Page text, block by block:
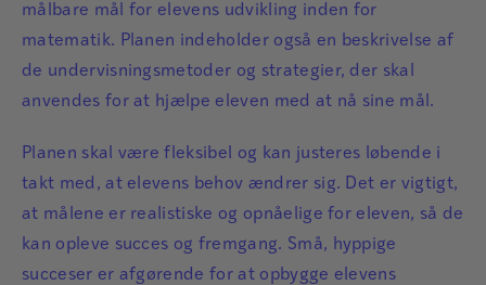
målbare mål for elevens udvikling inden for
matematik. Planen indeholder også en beskrivelse af
de undervisningsmetoder og strategier, der skal
anvendes for at hjælpe eleven med at nå sine mål.
Planen skal være fleksibel og kan justeres løbende i
takt med, at elevens behov ændrer sig. Det er vigtigt,
at målene er realistiske og opnåelige for eleven, så de
kan opleve succes og fremgang. Små, hyppige
succeser er afgørende for at opbygge elevens